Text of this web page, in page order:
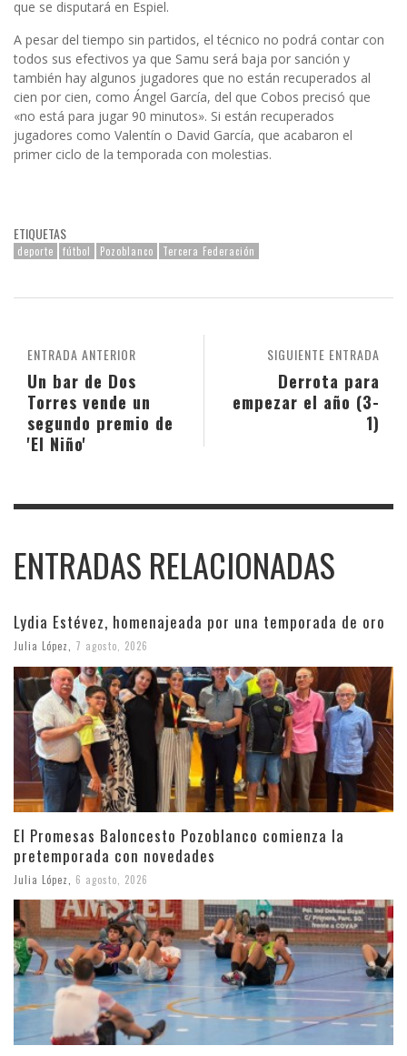
que se disputará en Espiel.
A pesar del tiempo sin partidos, el técnico no podrá contar con
todos sus efectivos ya que Samu será baja por sanción y
también hay algunos jugadores que no están recuperados al
cien por cien, como Ángel García, del que Cobos precisó que
«no está para jugar 90 minutos». Si están recuperados
jugadores como Valentín o David García, que acabaron el
primer ciclo de la temporada con molestias.
ETIQUETAS
deporte fútbol Pozoblanco Tercera Federación
SIGUIENTE ENTRADA
Derrota para
empezar el año (3-
1)
ENTRADA ANTERIOR
Un bar de Dos
Torres vende un
segundo premio de
'El Niño'
ENTRADAS RELACIONADAS
Lydia Estévez, homenajeada por una temporada de oro
Julia López 7 agosto, 2026
El Promesas Baloncesto Pozoblanco comienza la
pretemporada con novedades
Julia López 6 agosto, 2026